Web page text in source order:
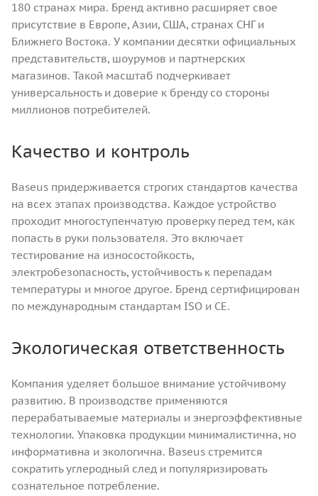
180 странах мира. Бренд активно расширяет свое
присутствие в Европе, Азии, США, странах СНГ и
Ближнего Востока. У компании десятки официальных
представительств, шоурумов и партнерских
магазинов. Такой масштаб подчеркивает
универсальность и доверие к бренду со стороны
миллионов потребителей.
Качество и контроль
Baseus придерживается строгих стандартов качества
на всех этапах производства. Каждое устройство
проходит многоступенчатую проверку перед тем, как
попасть в руки пользователя. Это включает
тестирование на износостойкость,
электробезопасность, устойчивость к перепадам
температуры и многое другое. Бренд сертифицирован
по международным стандартам ISO и CE.
Экологическая ответственность
Компания уделяет большое внимание устойчивому
развитию. В производстве применяются
перерабатываемые материалы и энергоэффективные
технологии. Упаковка продукции минималистична, но
информативна и экологична. Baseus стремится
сократить углеродный след и популяризировать
сознательное потребление.